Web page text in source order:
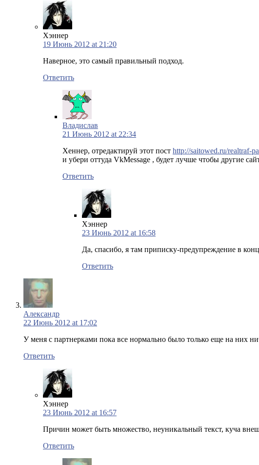
Хэннер
19 Июнь 2012 at 21:20
Наверное, это самый правильный подход.
Ответить
Владислав
21 Июнь 2012 at 22:34
Хеннер, отредактируй этот пост http://saitowed.ru/realtraf-
и убери оттуда VkMessage , будет лучше чтобы другие
Ответить
Хэннер
23 Июнь 2012 at 16:58
Да, спасибо, я там приписку-предупреждение в
Ответить
Александр
22 Июнь 2012 at 17:02
У меня с партнерками пока все нормально было только еще на них
Ответить
Хэннер
23 Июнь 2012 at 16:57
Причин может быть множество, неуникальный текст, куча
Ответить